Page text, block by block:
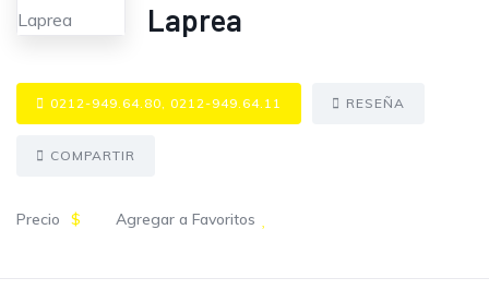
Laprea
0212-949.64.80, 0212-949.64.11 RESEÑA
COMPARTIR
Precio $ Agregar a Favoritos